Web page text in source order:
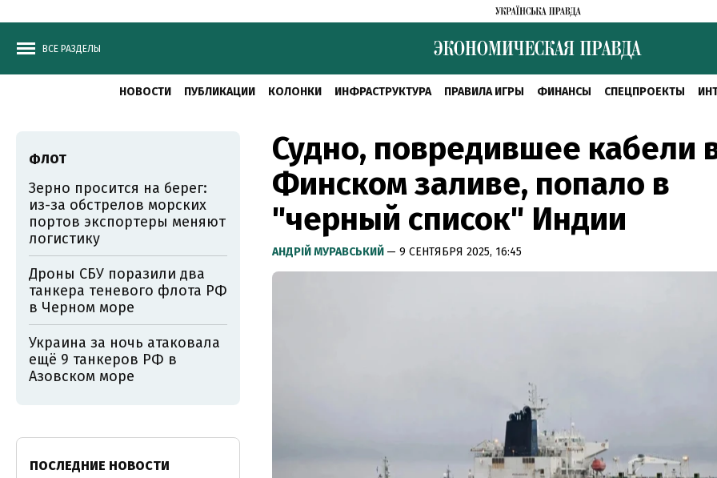
ВСЕ РАЗДЕЛЫ
НОВОСТИ ПУБЛИКАЦИИ КОЛОНКИ ИНФРАСТРУКТУРА ПРАВИЛА ИГРЫ ФИНАНСЫ СПЕЦПРОЕКТЫ
Судно, повредившее кабели
Финском заливе, попало в
"черный список" Индии
АНДРІЙ МУРАВСЬКИЙ — 9 СЕНТЯБРЯ 2025, 16:45
ФЛОТ
Зерно просится на берег:
из-за обстрелов морских
портов экспортеры меняют
логистику
Дроны СБУ поразили два
танкера теневого флота РФ
в Черном море
Украина за ночь атаковала
ещё 9 танкеров РФ в
Азовском море
ПОСЛЕДНИЕ НОВОСТИ